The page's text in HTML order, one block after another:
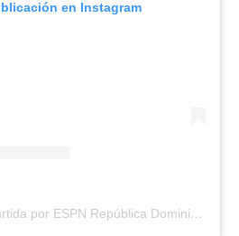
en Instagram
Una publicación compartida por ESPN República Dominicana🇩🇴 (@espn_do)